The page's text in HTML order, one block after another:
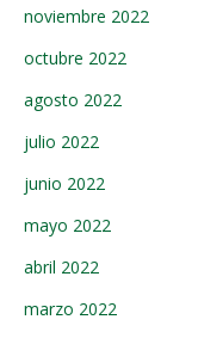
noviembre 2022
octubre 2022
agosto 2022
julio 2022
junio 2022
mayo 2022
abril 2022
marzo 2022